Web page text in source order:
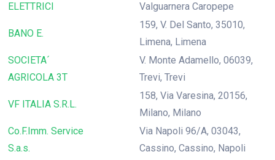
ELETTRICI
Valguarnera Caropepe
BANO E.
159, V. Del Santo, 35010,
Limena, Limena
SOCIETA´
AGRICOLA 3T
V. Monte Adamello, 06039,
Trevi, Trevi
VF ITALIA S.R.L.
158, Via Varesina, 20156,
Milano, Milano
Co.F.Imm. Service
S.a.s.
Via Napoli 96/A, 03043,
Cassino, Cassino, Napoli